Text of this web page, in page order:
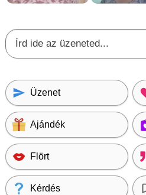
Üzenet
Ajándék
Flört
Kérdés